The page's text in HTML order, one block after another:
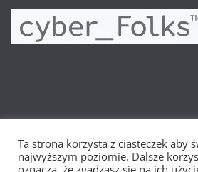
Prawa autorskie © 2026
prawa
Ta strona korzysta z ciasteczek aby
najwyższym poziomie. Dalsze
oznacza, że zgadzasz się na ich